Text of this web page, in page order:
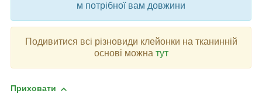
м потрібної вам довжини
Подивитися всі різновиди клейонки на тканинній
основі можна тут
Приховати